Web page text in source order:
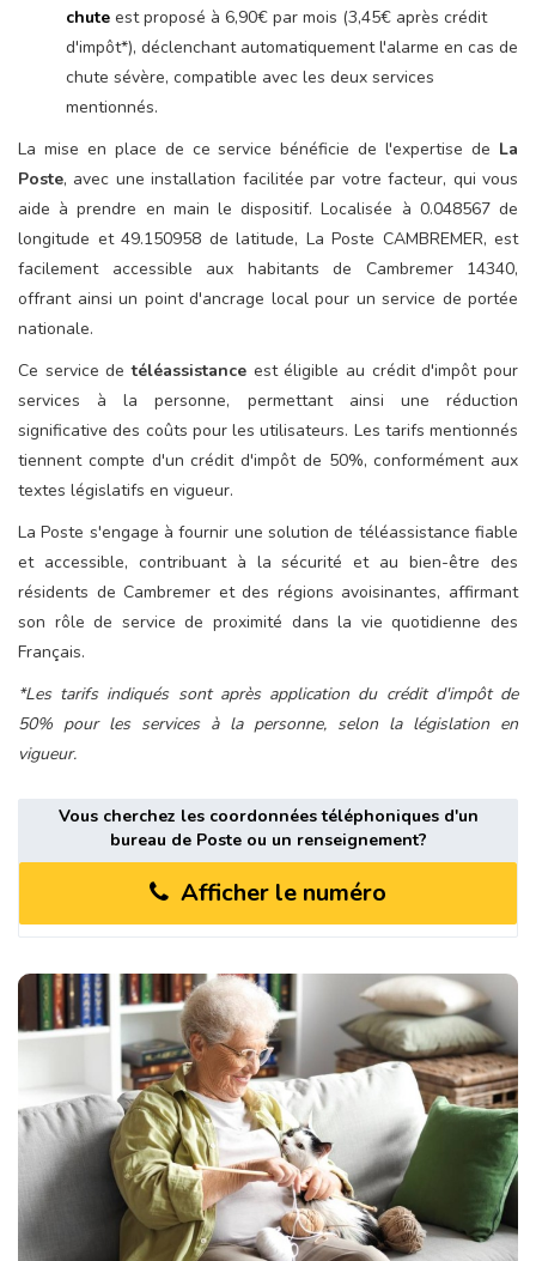
chute est proposé à 6,90€ par mois (3,45€ après crédit
d'impôt*), déclenchant automatiquement l'alarme en cas de
chute sévère, compatible avec les deux services
mentionnés.
La mise en place de ce service bénéficie de l'expertise de La
Poste, avec une installation facilitée par votre facteur, qui vous
aide à prendre en main le dispositif. Localisée à 0.048567 de
longitude et 49.150958 de latitude, La Poste CAMBREMER, est
facilement accessible aux habitants de Cambremer 14340,
offrant ainsi un point d'ancrage local pour un service de portée
nationale.
Ce service detéléassistance est éligible au crédit d'impôt pour
services à la personne, permettant ainsi une réduction
significative des coûts pour les utilisateurs. Les tarifs mentionnés
tiennent compte d'un crédit d'impôt de 50%, conformément aux
textes législatifs en vigueur.
La Poste s'engage à fournir une solution de téléassistance fiable
et accessible, contribuant à la sécurité et au bien-être des
résidents de Cambremer et des régions avoisinantes, affirmant
son rôle de service de proximité dans la vie quotidienne des
Français.
*Les tarifs indiqués sont après application du crédit d'impôt de
50% pour les services à la personne, selon la législation en
vigueur.
Vous cherchez les coordonnées téléphoniques d'un
bureau de Poste ou un renseignement?
Afficher le numéro